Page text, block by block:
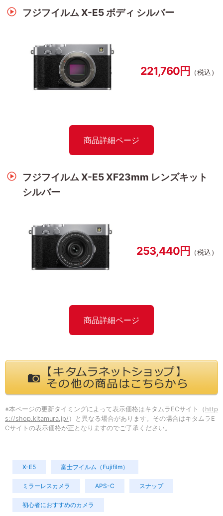
フジフイルム X-E5 ボディ シルバー
221,760円 （税込）
商品詳細ページ
フジフイルム X-E5 XF23mm レンズキット
シルバー
253,440円 （税込）
商品詳細ページ
※本ページの更新タイミングによって表示価格はキタムラECサイト（ http
s://shop.kitamura.jp/ ）と異なる場合があります。その場合はキタムラE
Cサイトの表示価格が正となりますのでご了承ください。
X-E5 富士フイルム（Fujifilm）
ミラーレスカメラ APS-C スナップ
初心者におすすめのカメラ